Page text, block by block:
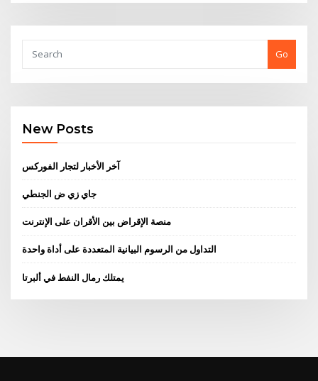
Go
New Posts
آخر الأخبار لتجار الفوركس
جاي زي ض الجنطي
منصة الإقراض بين الأقران على الإنترنت
التداول من الرسوم البيانية المتعددة على أداة واحدة
يمتلك رمال النفط في ألبرتا